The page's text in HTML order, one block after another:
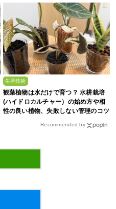
生産技術
観葉植物は水だけで育つ？ 水耕栽培
(ハイドロカルチャー）の始め方や相
性の良い植物、失敗しない管理のコツ
Recommended by